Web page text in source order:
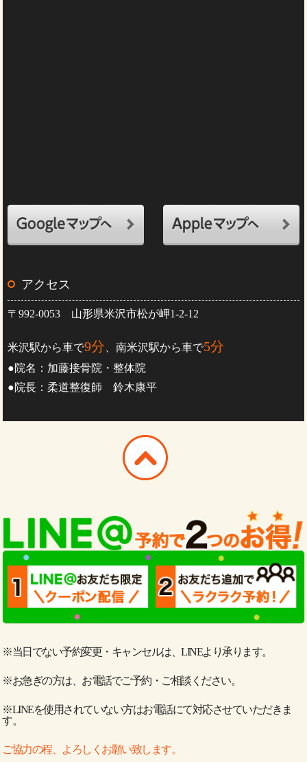
アクセス
〒992-0053 山形県米沢市松が岬1-2-12
米沢駅から車で9分 、南米沢駅から車で5分
●院名：加藤接骨院・整体院
●院長：柔道整復師 鈴木康平
※当日でない予約変更・キャンセルは、LINEより承ります。
※お急ぎの方は、お電話でご予約・ご相談ください。
※LINEを使用されていない方はお電話にて対応させていただきま
す。
ご協力の程、よろしくお願い致します。